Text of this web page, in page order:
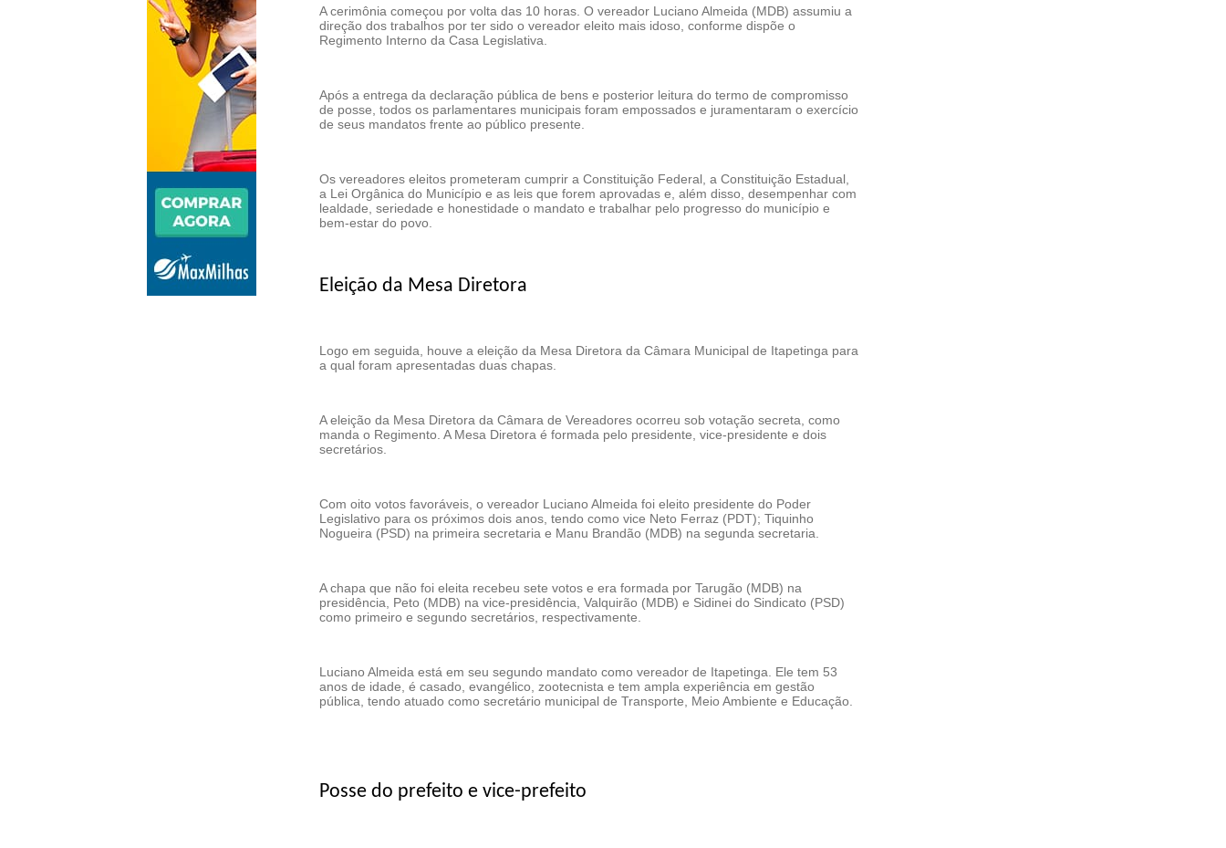
A cerimônia começou por volta das 10 horas. O vereador Luciano Almeida (MDB) assumiu a
direção dos trabalhos por ter sido o vereador eleito mais idoso, conforme dispõe o
Regimento Interno da Casa Legislativa.
Após a entrega da declaração pública de bens e posterior leitura do termo de compromisso
de posse, todos os parlamentares municipais foram empossados e juramentaram o exercício
de seus mandatos frente ao público presente.
Os vereadores eleitos prometeram cumprir a Constituição Federal, a Constituição Estadual,
a Lei Orgânica do Município e as leis que forem aprovadas e, além disso, desempenhar com
lealdade, seriedade e honestidade o mandato e trabalhar pelo progresso do município e
bem-estar do povo.
Eleição da Mesa Diretora
Logo em seguida, houve a eleição da Mesa Diretora da Câmara Municipal de Itapetinga para
a qual foram apresentadas duas chapas.
A eleição da Mesa Diretora da Câmara de Vereadores ocorreu sob votação secreta, como
manda o Regimento. A Mesa Diretora é formada pelo presidente, vice-presidente e dois
secretários.
Com oito votos favoráveis, o vereador Luciano Almeida foi eleito presidente do Poder
Legislativo para os próximos dois anos, tendo como vice Neto Ferraz (PDT); Tiquinho
Nogueira (PSD) na primeira secretaria e Manu Brandão (MDB) na segunda secretaria.
A chapa que não foi eleita recebeu sete votos e era formada por Tarugão (MDB) na
presidência, Peto (MDB) na vice-presidência, Valquirão (MDB) e Sidinei do Sindicato (PSD)
como primeiro e segundo secretários, respectivamente.
Luciano Almeida está em seu segundo mandato como vereador de Itapetinga. Ele tem 53
anos de idade, é casado, evangélico, zootecnista e tem ampla experiência em gestão
pública, tendo atuado como secretário municipal de Transporte, Meio Ambiente e Educação.
Posse do prefeito e vice-prefeito